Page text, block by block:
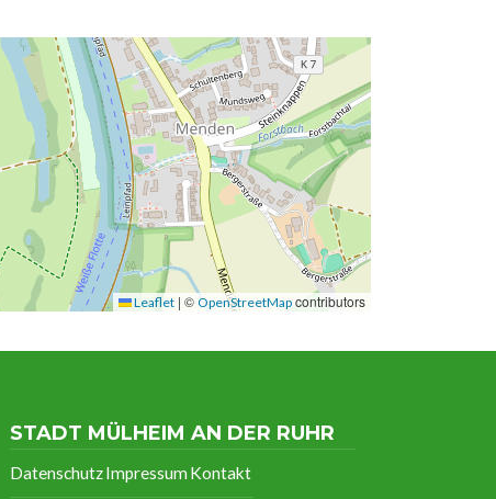
Leaflet | © OpenStreetMap contributors
STADT MÜLHEIM AN DER RUHR
DatenschutzImpressum Kontakt